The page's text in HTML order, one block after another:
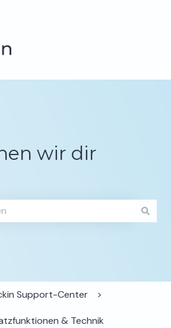
für Übersetzungen anzeigen
wir dir
Support-Center
& Technik